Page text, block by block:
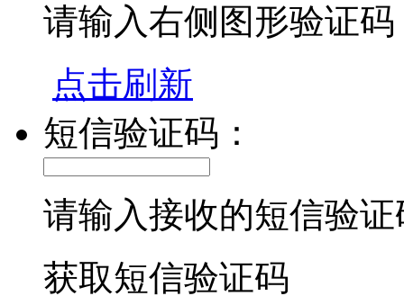
请输入右侧图形验证码
点击刷新
短信验证码：
请输入接收的短信验证
获取短信验证码